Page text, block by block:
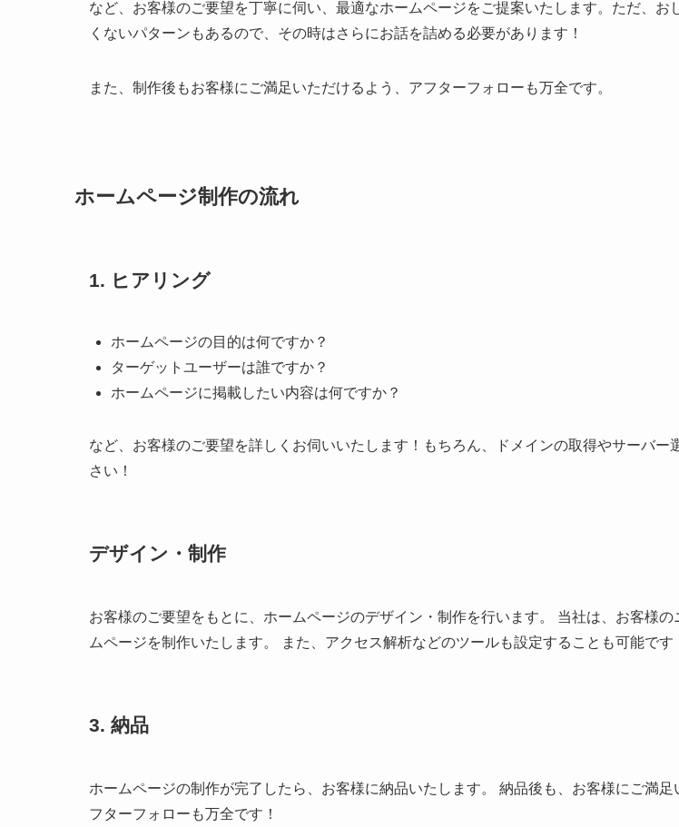
など、お客様のご要望を丁寧に伺い、最適なホームページをご提案いたします。ただ、お
くないパターンもあるので、その時はさらにお話を詰める必要があります！
また、制作後もお客様にご満足いただけるよう、アフターフォローも万全です。
ホームページ制作の流れ
1. ヒアリング
ホームページの目的は何ですか？
ターゲットユーザーは誰ですか？
ホームページに掲載したい内容は何ですか？
など、お客様のご要望を詳しくお伺いいたします！もちろん、ドメインの取得やサーバー
さい！
デザイン・制作
お客様のご要望をもとに、ホームページのデザイン・制作を行います。 当社は、お客様の
ムページを制作いたします。 また、アクセス解析などのツールも設定することも可能です
3. 納品
ホームページの制作が完了したら、お客様に納品いたします。 納品後も、お客様にご満足
フターフォローも万全です！